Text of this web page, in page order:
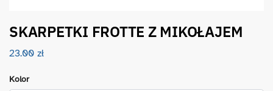
SKARPETKI FROTTE Z MIKOŁAJEM
23.00 zł
Kolor